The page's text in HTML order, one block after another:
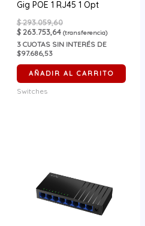
Gig POE 1 RJ45 1 Opt
$293.059,60
$263.753,64 (transferencia)
3 CUOTAS SIN INTERÉS DE
$97.686,53
AÑADIR AL CARRITO
Switches